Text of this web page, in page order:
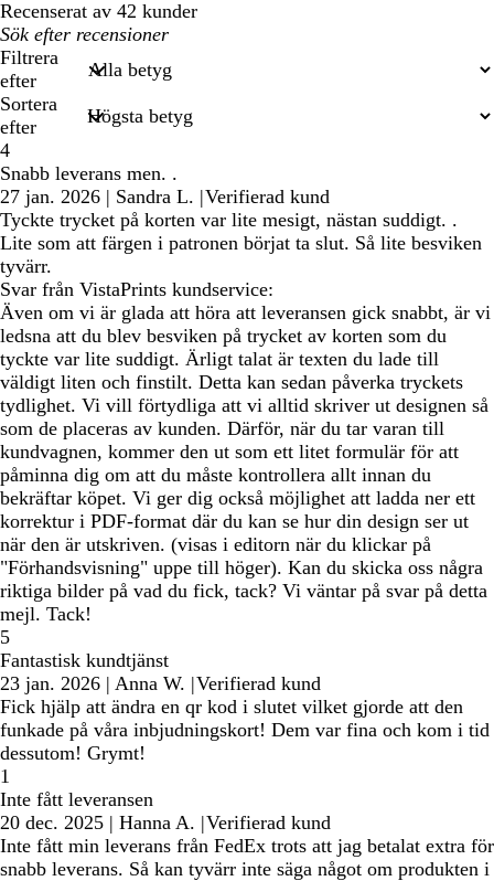
Recenserat av 42 kunder
Mina
inmatade
sökningar
Filtrera
efter
Sortera
efter
4
Snabb leverans men. .
27 jan. 2026 | Sandra L. |Verifierad kund
Tyckte trycket på korten var lite mesigt, nästan suddigt. .
Lite som att färgen i patronen börjat ta slut. Så lite besviken
tyvärr.
Svar från VistaPrints kundservice:
Även om vi är glada att höra att leveransen gick snabbt, är vi
ledsna att du blev besviken på trycket av korten som du
tyckte var lite suddigt. Ärligt talat är texten du lade till
väldigt liten och finstilt. Detta kan sedan påverka tryckets
tydlighet. Vi vill förtydliga att vi alltid skriver ut designen så
som de placeras av kunden. Därför, när du tar varan till
kundvagnen, kommer den ut som ett litet formulär för att
påminna dig om att du måste kontrollera allt innan du
bekräftar köpet. Vi ger dig också möjlighet att ladda ner ett
korrektur i PDF-format där du kan se hur din design ser ut
när den är utskriven. (visas i editorn när du klickar på
"Förhandsvisning" uppe till höger). Kan du skicka oss några
riktiga bilder på vad du fick, tack? Vi väntar på svar på detta
mejl. Tack!
5
Fantastisk kundtjänst
23 jan. 2026 | Anna W. |Verifierad kund
Fick hjälp att ändra en qr kod i slutet vilket gjorde att den
funkade på våra inbjudningskort! Dem var fina och kom i tid
dessutom! Grymt!
1
Inte fått leveransen
20 dec. 2025 | Hanna A. |Verifierad kund
Inte fått min leverans från FedEx trots att jag betalat extra för
snabb leverans. Så kan tyvärr inte säga något om produkten i